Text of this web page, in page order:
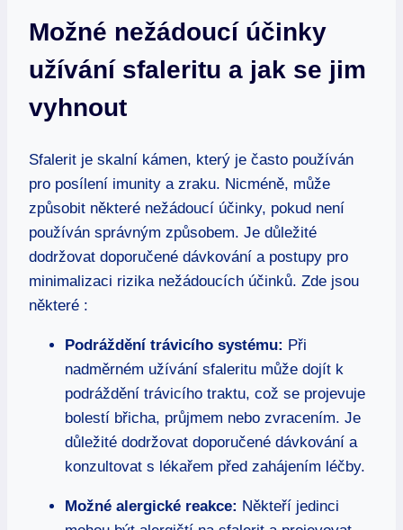
Možné nežádoucí účinky
užívání sfaleritu a jak se jim
vyhnout
Sfalerit je skalní kámen, který je často používán
pro posílení imunity a zraku. Nicméně, může
způsobit některé nežádoucí účinky, pokud není
používán správným způsobem. Je důležité
dodržovat doporučené dávkování a postupy pro
minimalizaci rizika nežádoucích účinků. Zde jsou
některé :
Podráždění trávicího systému: Při
nadměrném užívání sfaleritu může dojít k
podráždění trávicího traktu, což se projevuje
bolestí břicha, průjmem nebo zvracením. Je
důležité dodržovat doporučené dávkování a
konzultovat s lékařem před zahájením léčby.
Možné alergické reakce: Někteří jedinci